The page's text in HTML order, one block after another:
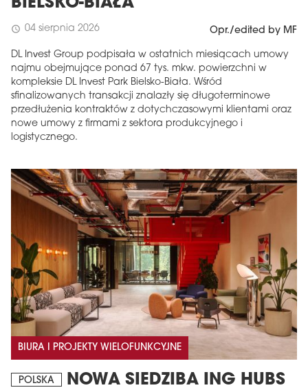
BIELSKO-BIAŁA
schedule 04 sierpnia 2026 Opr./edited by MF
DL Invest Group podpisała w ostatnich miesiącach umowy
najmu obejmujące ponad 67 tys. mkw. powierzchni w
kompleksie DL Invest Park Bielsko-Biała. Wśród
sfinalizowanych transakcji znalazły się długoterminowe
przedłużenia kontraktów z dotychczasowymi klientami oraz
nowe umowy z firmami z sektora produkcyjnego i
logistycznego.
BIURA I PROJEKTY WIELOFUNKCYJNE
POLSKA
NOWA SIEDZIBA ING HUBS